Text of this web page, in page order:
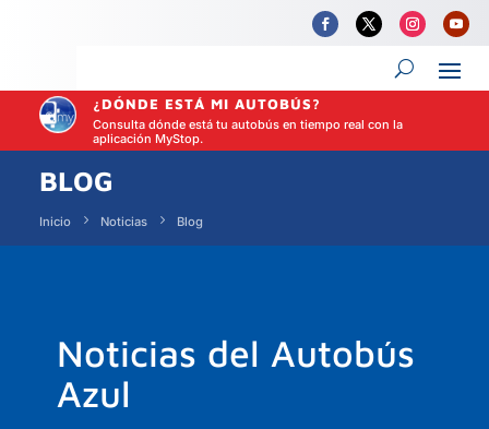
¿DÓNDE ESTÁ MI AUTOBÚS?
Consulta dónde está tu autobús en tiempo real con la
aplicación MyStop.
BLOG
Inicio Noticias Blog
Noticias del Autobús
Azul